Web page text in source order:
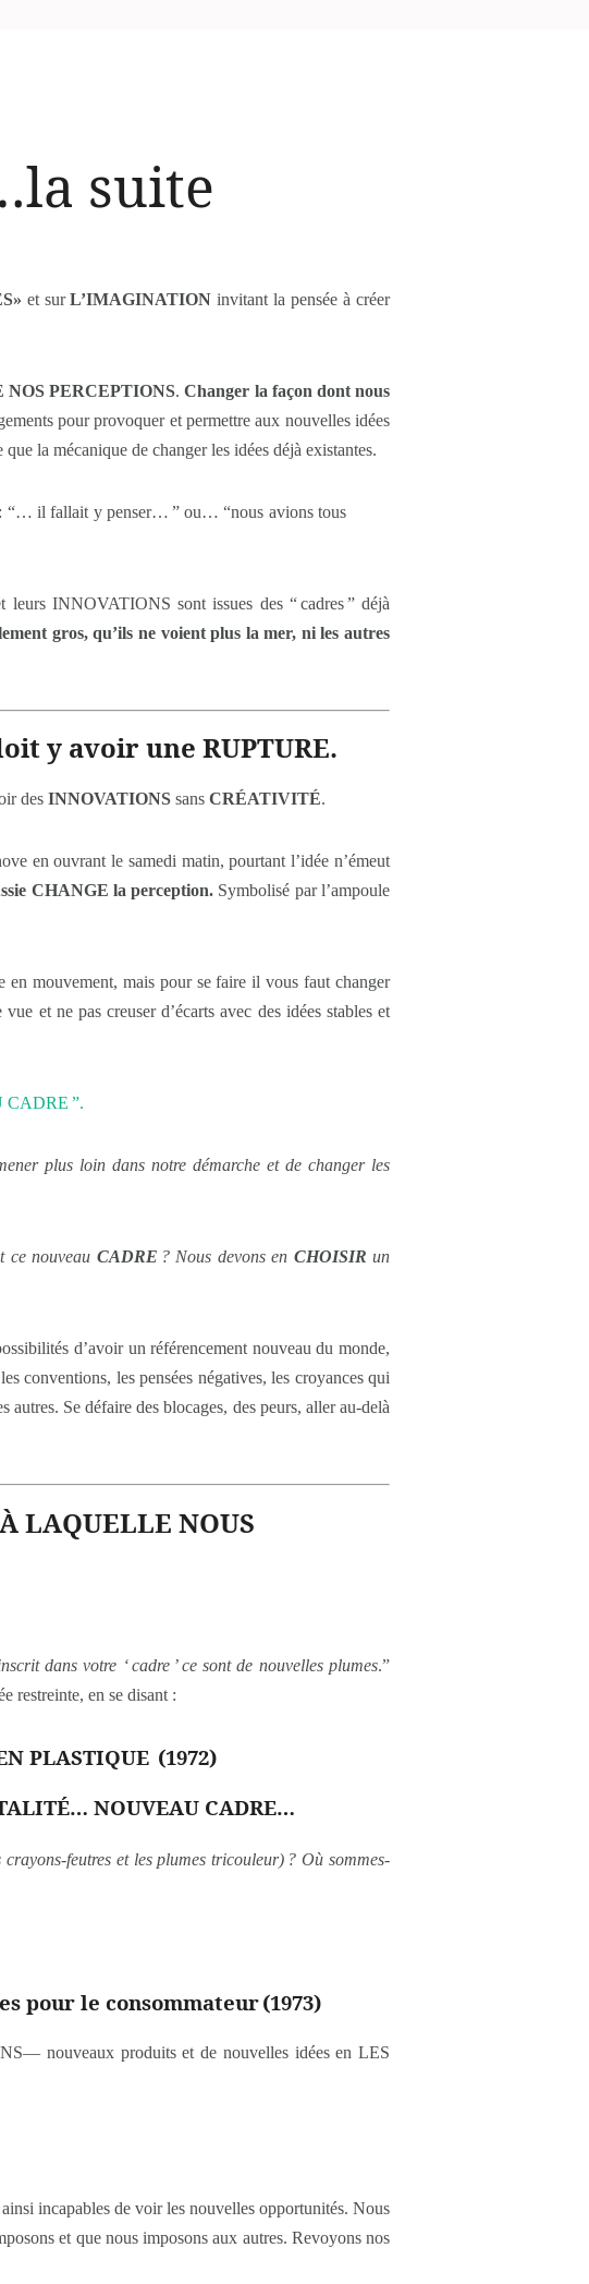
suite
et surL’IMAGINATION invitant la pensée à créer
PERCEPTIONS. Changer la façon dont nous
pour provoquer et permettre aux nouvelles idées
la mécanique de changer les idées déjà existantes.
: “… il fallait y penser… ” ou… “nous avions tous
leurs INNOVATIONS sont issues des “ cadres ” déjà
gros, qu’ils ne voient plus la mer, ni les autres
y avoir une RUPTURE.
des INNOVATIONS sans CRÉATIVITÉ.
en ouvrant le samedi matin, pourtant l’idée n’émeut
CHANGE la perception. Symbolisé par l’ampoule
en mouvement, mais pour se faire il vous faut changer
et ne pas creuser d’écarts avec des idées stables et
CADRE ”.
plus loin dans notre démarche et de changer les
ce nouveau CADRE ? Nous devons en CHOISIR un
d’avoir un référencement nouveau du monde,
conventions, les pensées négatives, les croyances qui
Se défaire des blocages, des peurs, aller au-delà
LAQUELLE NOUS
dans votre ‘ cadre ’ ce sont de nouvelles plumes.”
restreinte, en se disant :
PLASTIQUE (1972)
NOUVEAU CADRE…
feutres et les plumes tricouleur) ? Où sommes-
pour le consommateur (1973)
nouveaux produits et de nouvelles idées en LES
incapables de voir les nouvelles opportunités. Nous
et que nous imposons aux autres. Revoyons nos